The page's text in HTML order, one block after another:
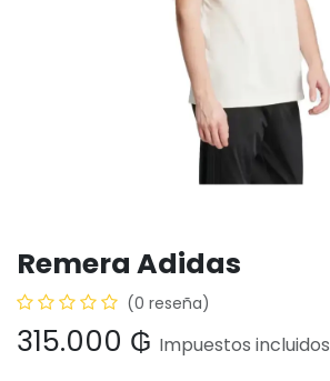
Remera Adidas
(0 reseña)
315.000 ₲ Impuestos incluidos